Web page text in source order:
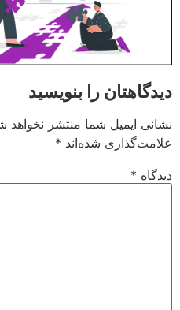
دیدگاهتان را بنویسید
نشانی ایمیل شما منتشر نخواهد
علامت‌گذاری شده‌اند *
دیدگاه *